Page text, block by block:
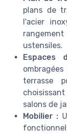
plans de
l'acier
ustensiles.
Espaces
terrasse
salons de
Mobilier :